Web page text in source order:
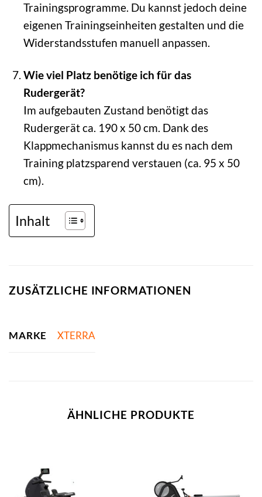
Trainingsprogramme. Du kannst jedoch deine
eigenen Trainingseinheiten gestalten und die
Widerstandsstufen manuell anpassen.
Wie viel Platz benötige ich für das
Rudergerät?
Im aufgebauten Zustand benötigt das
Rudergerät ca. 190 x 50 cm. Dank des
Klappmechanismus kannst du es nach dem
Training platzsparend verstauen (ca. 95 x 50
cm).
Inhalt
ZUSÄTZLICHE INFORMATIONEN
MARKE XTERRA
ÄHNLICHE PRODUKTE